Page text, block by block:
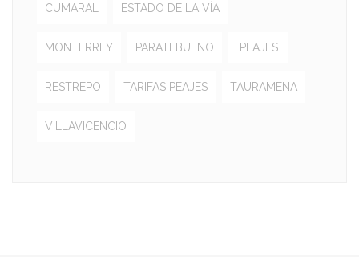
CUMARAL ESTADO DE LA VÍA
MONTERREY PARATEBUENO PEAJES
RESTREPO TARIFAS PEAJES TAURAMENA
VILLAVICENCIO